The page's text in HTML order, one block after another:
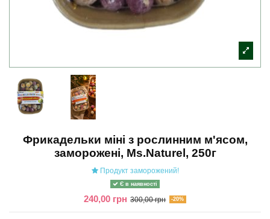
Фрикадельки міні з рослинним м'ясом,
заморожені, Ms.Naturel, 250г
Продукт заморожений!
Є в наявності
240,00 грн 300,00 грн -20%